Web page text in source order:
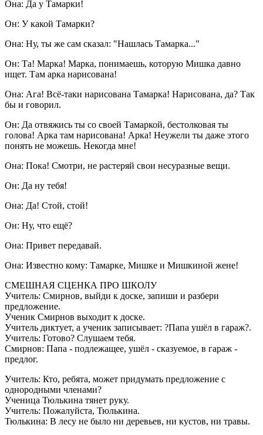
Она: Да у Тамарки!
Он: У какой Тамарки?
Она: Ну, ты же сам сказал: "Нашлась Тамарка..."
Он: Та! Марка! Марка, понимаешь, которую Мишка давно
ищет. Там арка нарисована!
Она: Ага! Всё-таки нарисована Тамарка! Нарисована, да? Так
бы и говорил.
Он: Да отвяжись ты со своей Тамаркой, бестолковая ты
голова! Арка там нарисована! Арка! Неужели ты даже этого
понять не можешь. Некогда мне!
Она: Пока! Смотри, не растеряй свои несуразные вещи.
Он: Да ну тебя!
Она: Да! Стой, стой!
Он: Ну, что ещё?
Она: Привет передавай.
Она: Известно кому: Тамарке, Мишке и Мишкиной жене!
СМЕШНАЯ СЦЕНКА ПРО ШКОЛУ
Учитель: Смирнов, выйди к доске, запиши и разбери
предложение.
Ученик Смирнов выходит к доске.
Учитель диктует, а ученик записывает: ?Папа ушёл в гараж?.
Учитель: Готово? Слушаем тебя.
Смирнов: Папа - подлежащее, ушёл - сказуемое, в гараж -
предлог.
Учитель: Кто, ребята, может придумать предложение с
однородными членами?
Ученица Тюлькина тянет руку.
Учитель: Пожалуйста, Тюлькина.
Тюлькина: В лесу не было ни деревьев, ни кустов, ни травы.